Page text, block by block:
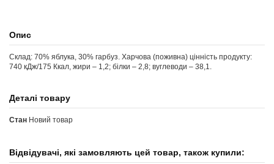
Опис
Склад: 70% яблука, 30% гарбуз. Харчова (поживна) цінність продукту:
740 кДж/175 Ккал, жири – 1,2; білки – 2,8; вуглеводи – 38,1.
Деталі товару
Стан Новий товар
Відвідувачі, які замовляють цей товар, також купили: